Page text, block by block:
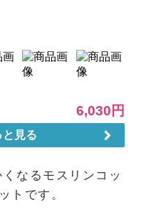
なるモスリンコッ
トです。